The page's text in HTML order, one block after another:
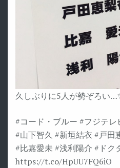
久しぶりに5人が勢ぞろい
#コード・ブルー #フジテレ
#山下智久 #新垣結衣 #戸田
#比嘉愛未 #浅利陽介 #ドク
https://t.co/HpUU7FQ6iO